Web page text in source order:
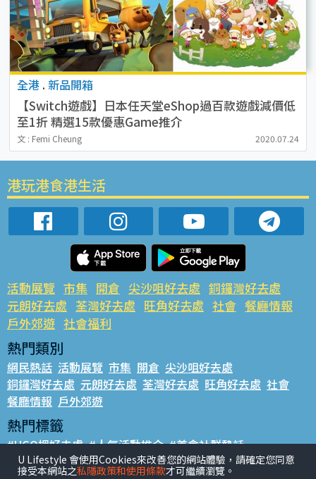
全港 . 新品開箱
【Switch遊戲】日本任天堂eShop過百款遊戲減價低
至1折 精選15款優惠Game推介
文 : Femi Cheung 2020.07.24
港玩港食港生活
活動展覽 市集 開倉 尖沙咀好去處 銅鑼灣好去處
元朗好去處 荃灣好去處 旺角好去處 社會 餐廳情報
戶外郊遊 社會福利
熱門類別
網民熱話 活動展覽 市集 開倉 尖沙咀好去處
銅鑼灣好去處 元朗好去處 荃灣好去處 旺角好去處 社會
餐廳情報 戶外郊遊
熱門標籤
#UGO搵好去處 #人氣活動推介 #美食社群熱話
#親子玩樂好去處 #ULifestyle應用程式 #限時搶
U Lifestyle 會使用Cookies來改善您的網站體驗，請確定您同意
接受本網站之私隱政策和使用條款才可繼續瀏覽。